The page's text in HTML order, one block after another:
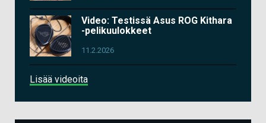
Video: Testissä Asus ROG Kithara
-pelikuulokkeet
11.2.2026
Lisää videoita